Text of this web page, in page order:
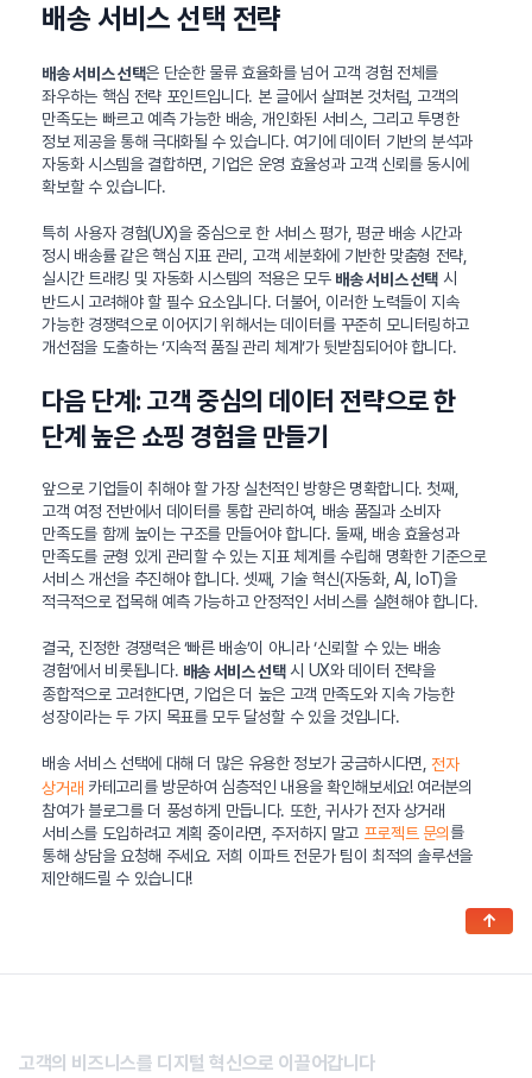
배송 서비스 선택 전략
배송 서비스 선택은 단순한 물류 효율화를 넘어 고객 경험 전체를
좌우하는 핵심 전략 포인트입니다. 본 글에서 살펴본 것처럼, 고객의
만족도는 빠르고 예측 가능한 배송, 개인화된 서비스, 그리고 투명한
정보 제공을 통해 극대화될 수 있습니다. 여기에 데이터 기반의 분석과
자동화 시스템을 결합하면, 기업은 운영 효율성과 고객 신뢰를 동시에
확보할 수 있습니다.
특히 사용자 경험(UX)을 중심으로 한 서비스 평가, 평균 배송 시간과
정시 배송률 같은 핵심 지표 관리, 고객 세분화에 기반한 맞춤형 전략,
실시간 트래킹 및 자동화 시스템의 적용은 모두 배송 서비스 선택 시
반드시 고려해야 할 필수 요소입니다. 더불어, 이러한 노력들이 지속
가능한 경쟁력으로 이어지기 위해서는 데이터를 꾸준히 모니터링하고
개선점을 도출하는 ‘지속적 품질 관리 체계’가 뒷받침되어야 합니다.
다음 단계: 고객 중심의 데이터 전략으로 한
단계 높은 쇼핑 경험을 만들기
앞으로 기업들이 취해야 할 가장 실천적인 방향은 명확합니다. 첫째,
고객 여정 전반에서 데이터를 통합 관리하여, 배송 품질과 소비자
만족도를 함께 높이는 구조를 만들어야 합니다. 둘째, 배송 효율성과
만족도를 균형 있게 관리할 수 있는 지표 체계를 수립해 명확한 기준으로
서비스 개선을 추진해야 합니다. 셋째, 기술 혁신(자동화, AI, IoT)을
적극적으로 접목해 예측 가능하고 안정적인 서비스를 실현해야 합니다.
결국, 진정한 경쟁력은 ‘빠른 배송’이 아니라 ‘신뢰할 수 있는 배송
경험’에서 비롯됩니다. 배송 서비스 선택시 UX와 데이터 전략을
종합적으로 고려한다면, 기업은 더 높은 고객 만족도와 지속 가능한
성장이라는 두 가지 목표를 모두 달성할 수 있을 것입니다.
배송 서비스 선택에 대해 더 많은 유용한 정보가 궁금하시다면,전자
상거래 카테고리를 방문하여 심층적인 내용을 확인해보세요! 여러분의
참여가 블로그를 더 풍성하게 만듭니다. 또한, 귀사가 전자 상거래
서비스를 도입하려고 계획 중이라면, 주저하지 말고 프로젝트 문의 를
통해 상담을 요청해 주세요. 저희 이파트 전문가 팀이 최적의 솔루션을
제안해드릴 수 있습니다!
고객의 비즈니스를 디지털 혁신으로 이끌어갑니다
↑